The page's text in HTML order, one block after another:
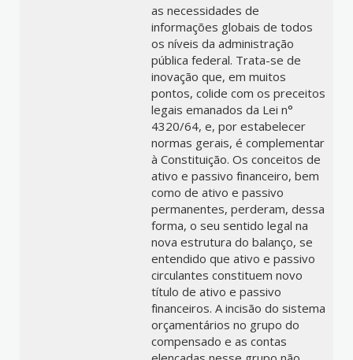
as necessidades de
informações globais de todos
os níveis da administração
pública federal. Trata-se de
inovação que, em muitos
pontos, colide com os preceitos
legais emanados da Lei n°
4320/64, e, por estabelecer
normas gerais, é complementar
à Constituição. Os conceitos de
ativo e passivo financeiro, bem
como de ativo e passivo
permanentes, perderam, dessa
forma, o seu sentido legal na
nova estrutura do balanço, se
entendido que ativo e passivo
circulantes constituem novo
título de ativo e passivo
financeiros. A incisão do sistema
orçamentários no grupo do
compensado e as contas